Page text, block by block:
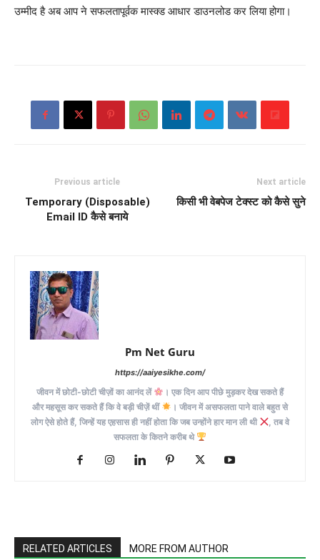
उम्मीद है अब आप ने सफलतापूर्वक मास्‍क्‍ड आधार डाउनलोड कर लिया होगा।
Previous article
Temporary (Disposable)
Email ID कैसे बनाये
Next article
किसी भी वेबपेज टेक्स्ट को कैसे सुने
Pm Net Guru
https://aaiyesikhe.com/
जीवन में छोटी-छोटी चीज़ों का आनंद लें
। एक दिन आप पीछे मुड़कर देख सकते हैं
और महसूस कर सकते हैं कि वे बड़ी चीज़ें थीं
। जीवन में असफलता पाने वाले बहुत से
लोग ऐसे होते हैं, जिन्हें यह एहसास ही नहीं होता कि जब उन्होंने हार मान ली थी
, तब वे
सफलता के कितने करीब थे
RELATED ARTICLES MORE FROM AUTHOR